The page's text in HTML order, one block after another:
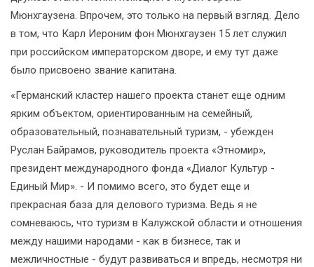
Мюнхгаузена. Впрочем, это только на первый взгляд. Дело
в том, что Карл Иероним фон Мюнхгаузен 15 лет служил
при российском императорском дворе, и ему тут даже
было присвоено звание капитана.
«Германский кластер нашего проекта станет еще одним
ярким объектом, ориентированным на семейный,
образовательный, познавательный туризм, - убежден
Руслан Байрамов, руководитель проекта «Этномир»,
президент международного фонда «Диалог Культур -
Единый Мир». - И помимо всего, это будет еще и
прекрасная база для делового туризма. Ведь я не
сомневаюсь, что туризм в Калужской области и отношения
между нашими народами - как в бизнесе, так и
межличностные - будут развиваться и впредь, несмотря ни